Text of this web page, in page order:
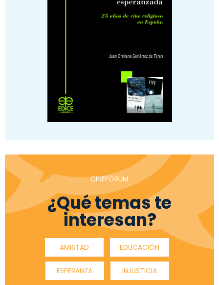
CINEFÓRUM
¿Qué temas te
interesan?
AMISTAD EDUCACIÓN
ESPERANZA INJUSTICIA